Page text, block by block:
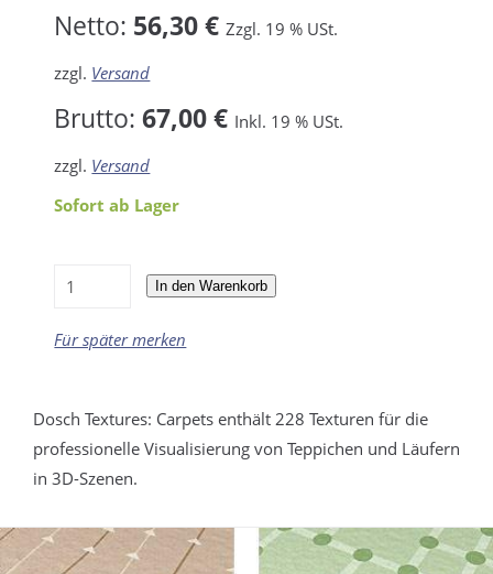
Netto: 56,30 € Zzgl. 19 % USt.
zzgl. Versand
Brutto:67,00 € Inkl. 19 % USt.
zzgl. Versand
Sofort ab Lager
In den Warenkorb
Für später merken
Dosch Textures: Carpets enthält 228 Texturen für die
professionelle Visualisierung von Teppichen und Läufern
in 3D-Szenen.